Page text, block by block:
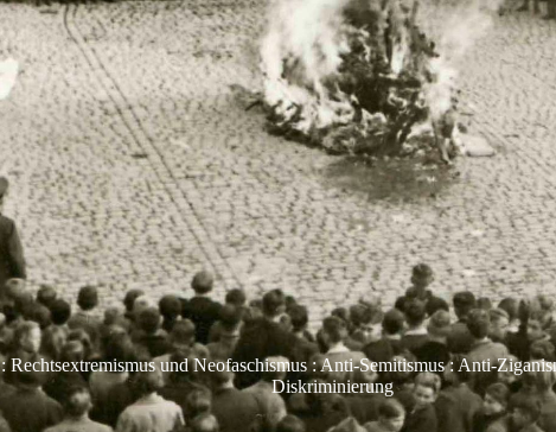
: Rechtsextremismus und Neofaschismus : Anti-Semitismus : Anti-
Diskriminierung